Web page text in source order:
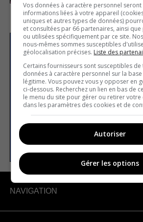
Subscribe to our
newsletter
Email address
SUBSCRIBE
NAVIGATION
Vos données à caractère personnel
informations liées à votre appareil
uniques et autres types de données)
et consultées par 66 partenaires, ainsi que
ou utilisées spécifiquement par ce site.
nous-mêmes sommes susceptibles
géolocalisation précises. Liste des
Certains fournisseurs sont susceptibles
données à caractère personnel sur la
légitime. Vous pouvez vous y opposer en
ci-dessous. Recherchez un lien en bas de
le menu du site pour gérer ou retirer votre
dans les paramètres des cookies et de
Autoriser
Gérer les options